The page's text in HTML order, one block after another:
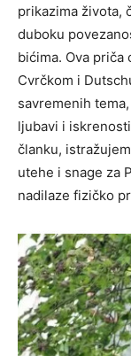
prikazima života,
duboku
bićima. Ova priča
Cvrčkom i
savremenih
ljubavi i
članku,
utehe i snage za
nadilaze fizičko